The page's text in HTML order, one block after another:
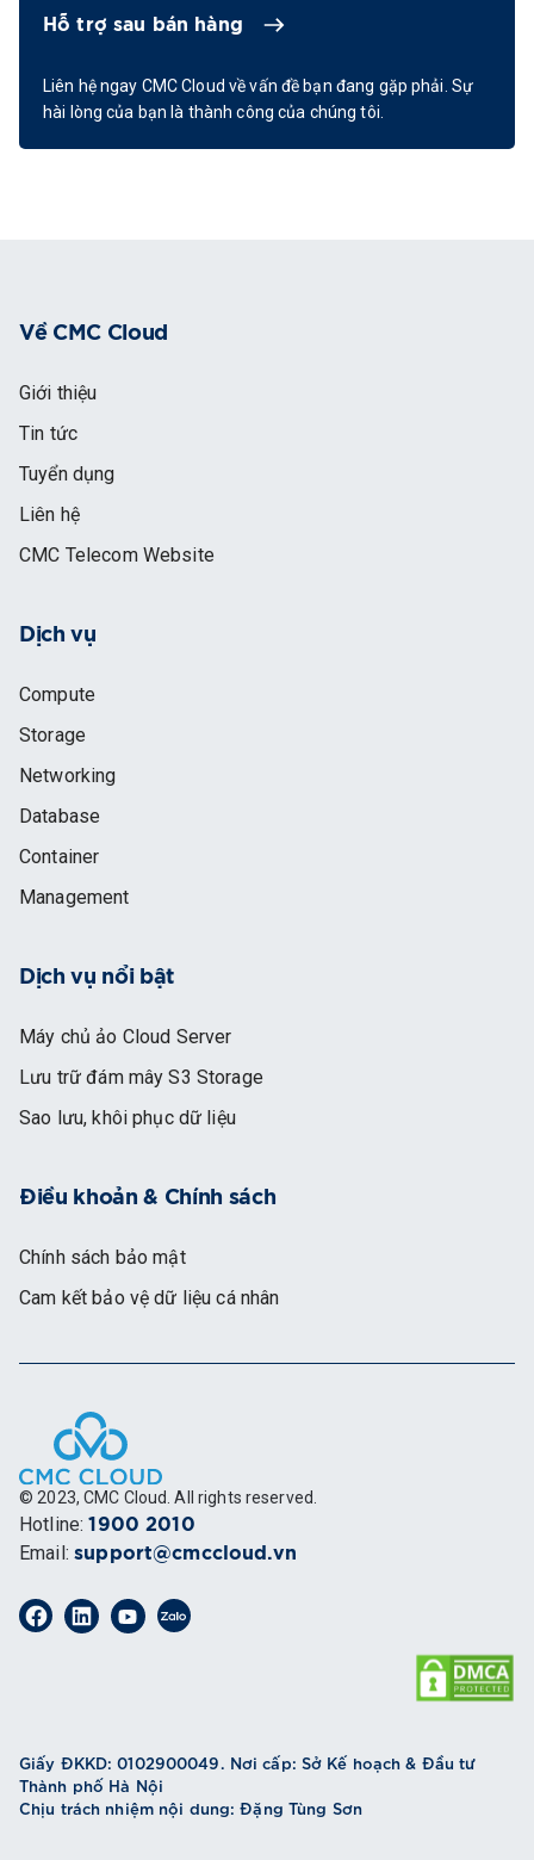
Hỗ trợ sau bán hàng
Liên hệ ngay CMC Cloud về vấn đề bạn đang gặp phải. Sự
hài lòng của bạn là thành công của chúng tôi.
Về CMC Cloud
Giới thiệu
Tin tức
Tuyển dụng
Liên hệ
CMC Telecom Website
Dịch vụ
Compute
Storage
Networking
Database
Container
Management
Dịch vụ nổi bật
Máy chủ ảo Cloud Server
Lưu trữ đám mây S3 Storage
Sao lưu, khôi phục dữ liệu
Điều khoản & Chính sách
Chính sách bảo mật
Cam kết bảo vệ dữ liệu cá nhân
© 2023, CMC Cloud. All rights reserved.
Hotline: 1900 2010
Email: support@cmccloud.vn
Giấy ĐKKD: 0102900049. Nơi cấp: Sở Kế hoạch & Đầu tư
Thành phố Hà Nội
Chịu trách nhiệm nội dung: Đặng Tùng Sơn